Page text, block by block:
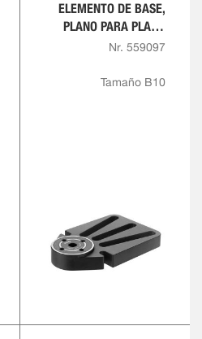
ELEMENTO DE BASE,
PLANO PARA PLACA
CON RANURA EN T,
Nr. 559097
Tamaño B10